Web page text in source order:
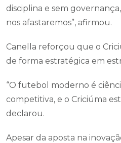
disciplina e sem
nos afastaremos”, afirmou.
Canella reforçou que o
de forma estratégica em
“O futebol moderno é
competitiva, e o Criciúma
declarou.
Apesar da aposta na